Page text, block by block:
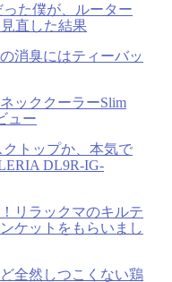
た僕が、ルーター
直した結果
消臭にはティーバッ
ッククーラーSlim
ュー
トップか、本気で
DL9R-IG-
リラックマのキルテ
ケットをもらいまし
全然しつこくない鶏